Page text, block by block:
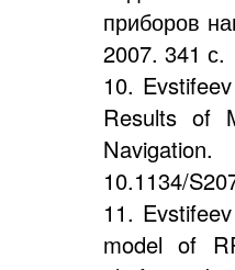
приборов
2007. 341 с.
10.
Results of
10.1134/
11.
model of